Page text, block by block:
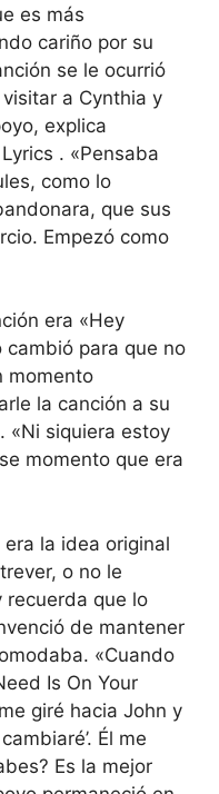
es más
cariño por su
se le ocurrió
a Cynthia y
explica
. «Pensaba
como lo
que sus
Empezó como
era «Hey
cambió para que no
momento
la canción a su
«Ni siquiera estoy
momento que era
la idea original
o no le
recuerda que lo
de mantener
«Cuando
Is On Your
giré hacia John y
Él me
Es la mejor